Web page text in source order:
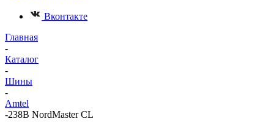
Вконтакте
Главная
-
Каталог
-
Шины
-
Amtel
-238В NordMaster CL